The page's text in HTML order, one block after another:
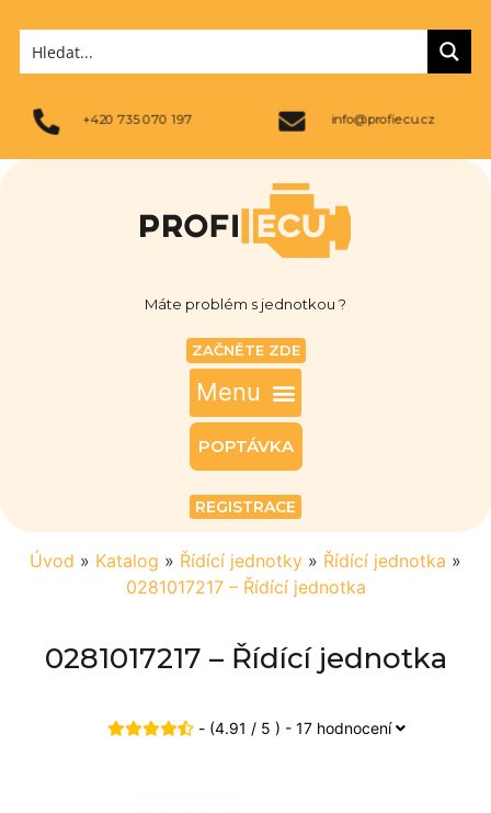
+420 735 070 197 info@profiecu.cz
Máte problém s jednotkou ?
ZAČNĚTE ZDE
POPTÁVKA
REGISTRACE
Úvod » Katalog » Řídící jednotky » Řídící jednotka »
0281017217 – Řídící jednotka
0281017217 – Řídící jednotka
- (4.91 / 5 ) - 17 hodnocení